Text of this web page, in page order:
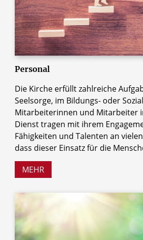
Personal
Die Kirche erfüllt zahlreiche
Seelsorge, im Bildungs- oder
Mitarbeiterinnen und Mitarbeiter
Dienst tragen mit ihrem
Fähigkeiten und Talenten an
dass dieser Einsatz für die
MEHR